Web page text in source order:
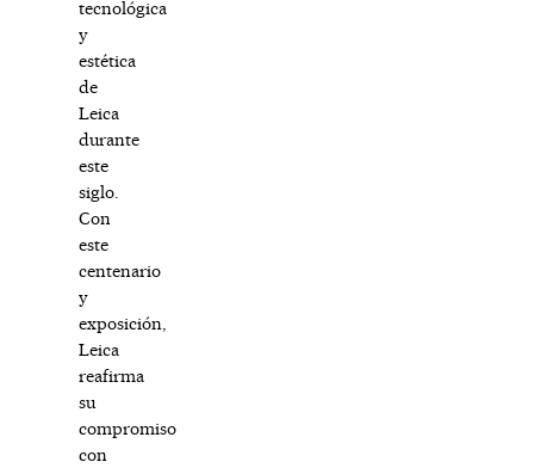
tecnológica
y
estética
de
Leica
durante
este
siglo.
Con
este
centenario
y
exposición,
Leica
reafirma
su
compromiso
con